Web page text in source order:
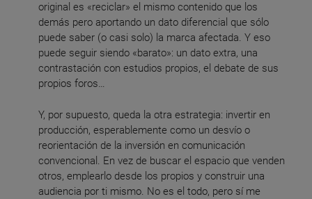
original es «reciclar» el mismo contenido que los
demás pero aportando un dato diferencial que sólo
puede saber (o casi solo) la marca afectada. Y eso
puede seguir siendo «barato»: un dato extra, una
contrastación con estudios propios, el debate de sus
propios foros…
Y, por supuesto, queda la otra estrategia: invertir en
producción, esperablemente como un desvío o
reorientación de la inversión en comunicación
convencional. En vez de buscar el espacio que venden
otros, emplearlo desde los propios y construir una
audiencia por ti mismo. No es el todo, pero sí me